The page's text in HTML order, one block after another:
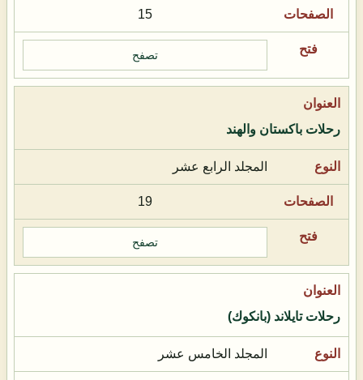
15
تصفح
رحلات باكستان والهند
المجلد الرابع عشر
19
تصفح
رحلات تايلاند (بانكوك)
المجلد الخامس عشر